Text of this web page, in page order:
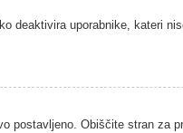
deaktivira uporabnike, kateri
postavljeno. Obiščite stran za